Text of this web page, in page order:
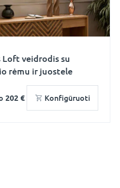
Loft veidrodis su
rėmu ir juostele
202 € Konfigūruoti